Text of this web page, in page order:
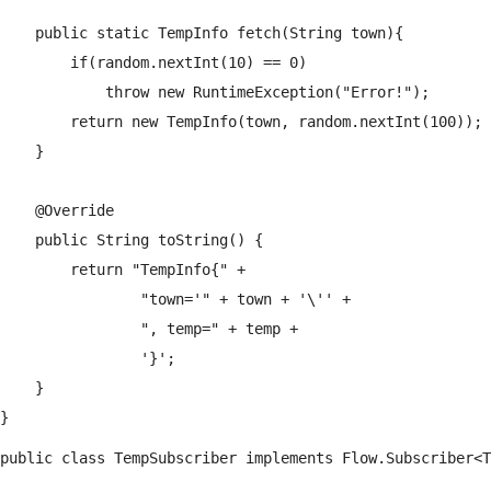
    public static TempInfo fetch(String town){
        if(random.nextInt(10) == 0)
            throw new RuntimeException("Error!");
        return new TempInfo(town, random.nextInt(100));
    }
    @Override
    public String toString() {
        return "TempInfo{" +
                "town='" + town + '\'' +
                ", temp=" + temp +
                '}';
    }
public class TempSubscriber implements